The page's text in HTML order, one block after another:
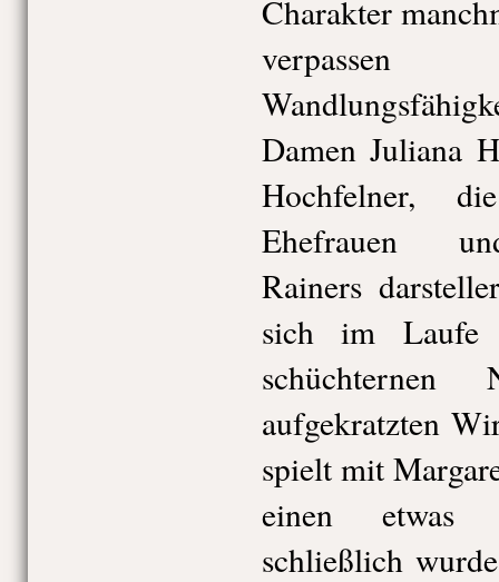
Charakter
Damen Juliana
Hochfelner,
Ehefrauen
Rainers
sich im Laufe
aufgekratzten
spielt mit
einen etwas
schließlich